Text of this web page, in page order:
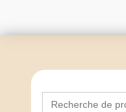
Search
for: